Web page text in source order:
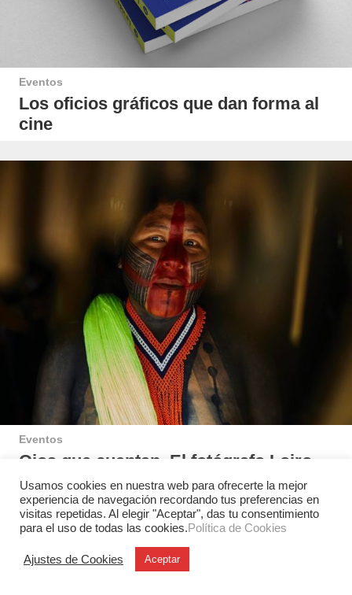
Eventos
Los oficios gráficos que dan forma al
cine
Eventos
Ojos que cuentan. El fotógrafo Loiro
Cunha y las mujeres kayapó
“Trabajo con fotografía desde 2005 —nos adelanta
Cunha—. Cuando empecé me enamoré profundamente,
no sólo del universo de la fotografía,…
Usamos cookies en nuestra web para ofrecerte la mejor
experiencia de navegación recordando tus preferencias en
visitas repetidas. Al elegir "Aceptar", das tu consentimiento
para el uso de todas las cookies.Política de Cookies
Ajustes de Cookies Aceptar